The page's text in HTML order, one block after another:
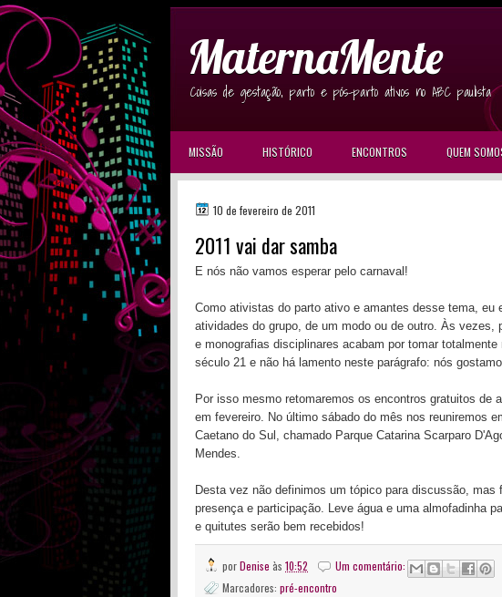
MaternaMente
Coisas de gestação, parto e pós-parto ativos no ABC paulista
MISSÃO HISTÓRICO ENCONTROS QUEM
10 de fevereiro de 2011
2011 vai dar samba
E nós não vamos esperar pelo carnaval!
Como ativistas do parto ativo e amantes desse tema, eu
atividades do grupo, de um modo ou de outro. Às vezes,
e monografias disciplinares acabam por tomar
século 21 e não há lamento neste parágrafo: nós
Por isso mesmo retomaremos os encontros gratuitos de
em fevereiro. No último sábado do mês nos reuniremos
Caetano do Sul, chamado Parque Catarina Scarparo
Mendes.
Desta vez não definimos um tópico para discussão,
presença e participação. Leve água e uma almofadinha
e quitutes serão bem recebidos!
porDenise às 10:52
Um comentário:
Marcadores: pré-encontro